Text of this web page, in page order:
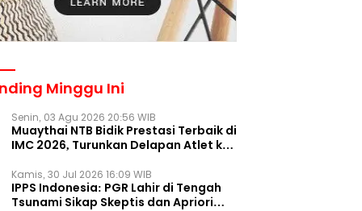
Minggu Ini
Senin, 03 Agu 2026 20:56 WIB
Muaythai NTB Bidik Prestasi Terbaik di
IMC 2026, Turunkan Delapan Atlet ke
Kamis, 30 Jul 2026 16:09 WIB
IPPS Indonesia: PGR Lahir di Tengah
Tsunami Sikap Skeptis dan Apriori